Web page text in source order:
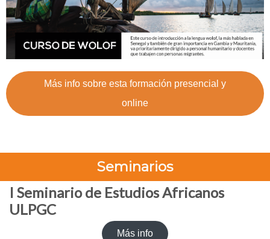
Más info sobre esta formación presencial y
online
Seminarios
I Seminario de Estudios Africanos
ULPGC
Más info